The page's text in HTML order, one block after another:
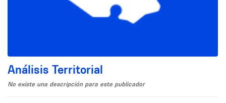
Análisis Territorial
No existe una descripción para este publicador